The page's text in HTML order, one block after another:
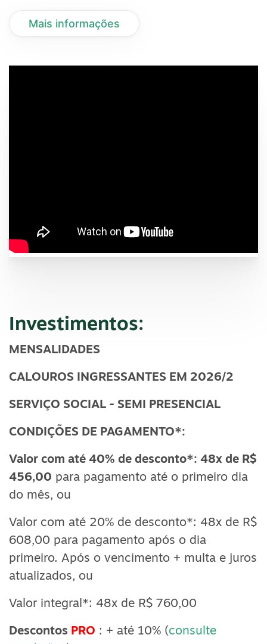
Mais informações
Investimentos:
MENSALIDADES
CALOUROS INGRESSANTES EM 2026/2
SERVIÇO SOCIAL - SEMI PRESENCIAL
CONDIÇÕES DE PAGAMENTO*:
Valor com até 40% de desconto*: 48x de R$
456,00 para pagamento até o primeiro dia
do mês, ou
Valor com até 20% de desconto*: 48x de R$
608,00 para pagamento após o dia
primeiro. Após o vencimento + multa e juros
atualizados, ou
Valor integral*: 48x de R$ 760,00
Descontos PRO : + até 10% (consulte